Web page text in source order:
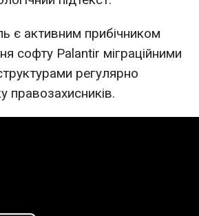
є активним прибічником
софту Palantir міграційними
регулярно
правозахисників.